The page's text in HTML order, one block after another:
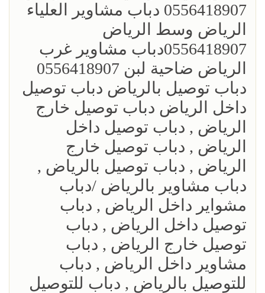
0556418907 دباب مشاوير العلياء
الرياض وسط الرياض
0556418907دباب مشاوير غرب
الرياض ضاحية لبن 0556418907
دباب توصيل بالرياض دباب توصيل
داخل الرياض دباب توصيل خارج
الرياض , دباب توصيل داخل
الرياض , دباب توصيل خارج
الرياض , دباب توصيل بالرياض ,
دباب مشاوير بالرياض /دباب
مشواير داخل الرياض , دباب
توصيل داخل الرياض , دباب
توصيل خارج الرياض , دباب
مشاوير داخل الرياض , دباب
للتوصيل بالرياض , دباب للتوصيل